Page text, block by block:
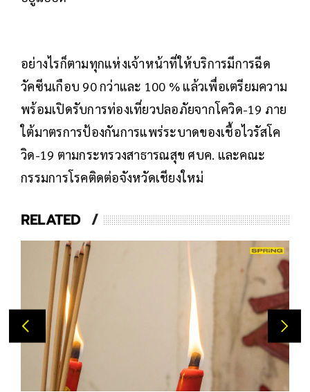
อย่างไรก็ตามทุกแห่งเจ้าหน้าที่ให้บริการมีการฉีด
วัคซีนเกือบ 90 กว่าและ 100 % แล้วเพื่อเตรียมความ
พร้อมเปิดรับการท่องเที่ยวปลอภัยจากโควิด-19 ภาย
ใต้มาตรการป้องกันการแพร่ระบาดของเชื้อไวรัสโค
วิด-19 ตามกระทรวงสาธารณสุข ศบค. และคณะ
กรรมการโรคติดต่อจังหวัดเชียงใหม่
RELATED